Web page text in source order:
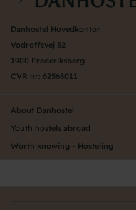
Danhostel Hovedkontor
Vodroffsvej 32
1900 Frederiksberg
CVR nr: 62568011
About Danhostel
Youth hostels abroad
Worth knowing - Hosteling
Online Gallery